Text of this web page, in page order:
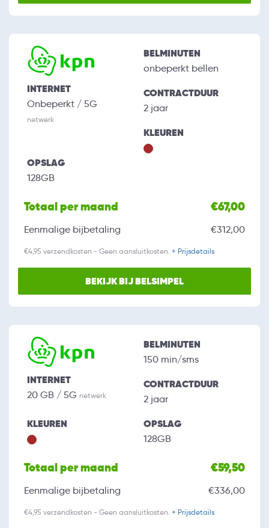
INTERNET
Onbeperkt / 5G
netwerk
BELMINUTEN
onbeperkt bellen
CONTRACTDUUR
2 jaar
KLEUREN
OPSLAG
128GB
Totaal per maand €67,00
Eenmalige bijbetaling €312,00
€4,95 verzendkosten - Geen aansluitkosten. + Prijsdetails
BEKIJK BIJ BELSIMPEL
INTERNET
20 GB / 5G netwerk
BELMINUTEN
150 min/sms
CONTRACTDUUR
2 jaar
KLEUREN OPSLAG
128GB
Totaal per maand €59,50
Eenmalige bijbetaling €336,00
€4,95 verzendkosten - Geen aansluitkosten. + Prijsdetails